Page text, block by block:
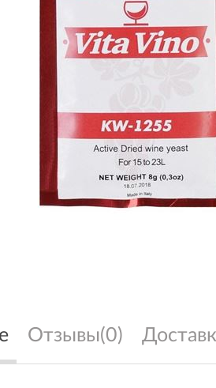
Отзывы(0)